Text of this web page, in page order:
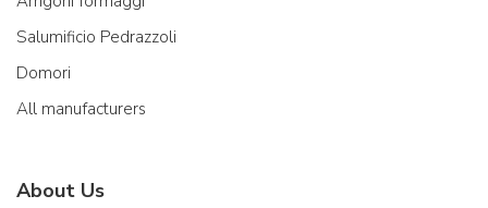
Salumificio Pedrazzoli
Domori
All manufacturers
About Us